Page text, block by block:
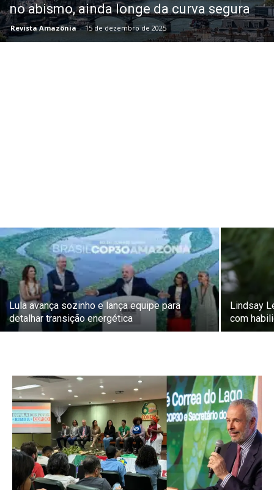
no abismo, ainda longe da curva segura
Revista Amazônia - 15 de dezembro de 2025
Lula avança sozinho e lança equipe para
detalhar transição energética
Lindsay
com